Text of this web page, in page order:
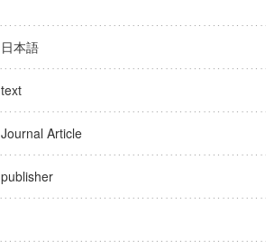
日本語
text
Journal Article
publisher